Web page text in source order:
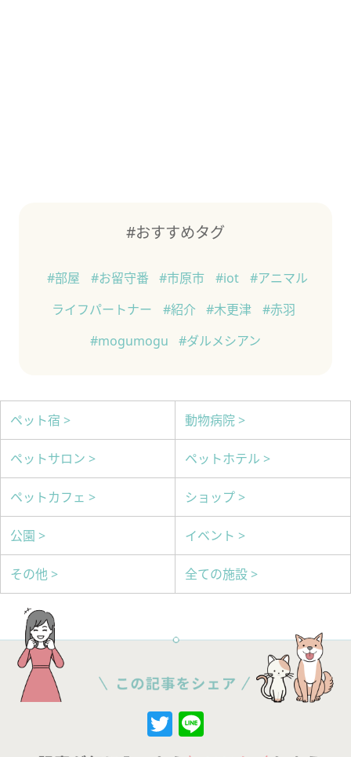
#おすすめタグ
#部屋 #お留守番 #市原市 #iot
#アニマル
ライフパートナー
#紹介 #木更津
#赤羽
#mogumogu
#ダルメシアン
ペット宿 > 動物病院 >
ペットサロン > ペットホテル >
ペットカフェ > ショップ >
公園 > イベント >
その他 > 全ての施設 >
Twitter